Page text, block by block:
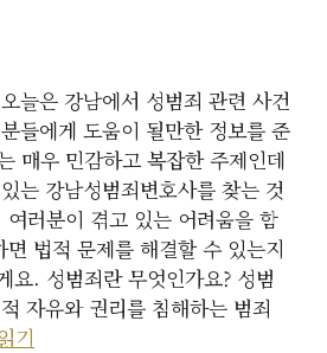
늘은 강남에서 성범죄 관련 사건
들에게 도움이 될만한 정보를 준
매우 민감하고 복잡한 주제인데
는 강남성범죄변호사를 찾는 것
러분이 겪고 있는 어려움을 함
법적 문제를 해결할 수 있는지
요. 성범죄란 무엇인가요? 성범
자유와 권리를 침해하는 범죄
기